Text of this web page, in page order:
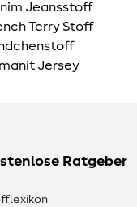
Jeansstoff
Terry Stoff
Jersey
Ratgeber